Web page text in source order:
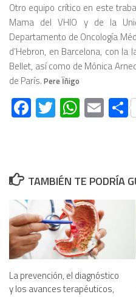
Otro equipo crítico en este
Mama del VHIO y de la
Departamento de Oncología
d’Hebron, en Barcelona, con la
Bellet, así como de Mónica
de París. Pere Ïñigo
Facebook
Twitter
TAMBIÉN TE PODRÍA
La prevención, el diagnóstico
y los avances terapéuticos,